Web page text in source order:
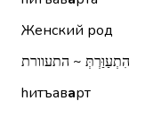
Женский род
הִתְעַוַּרְתְּ ~ התעוורת
hитъаварт